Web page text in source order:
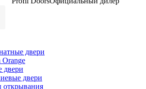
двери
двери
двери
открывания